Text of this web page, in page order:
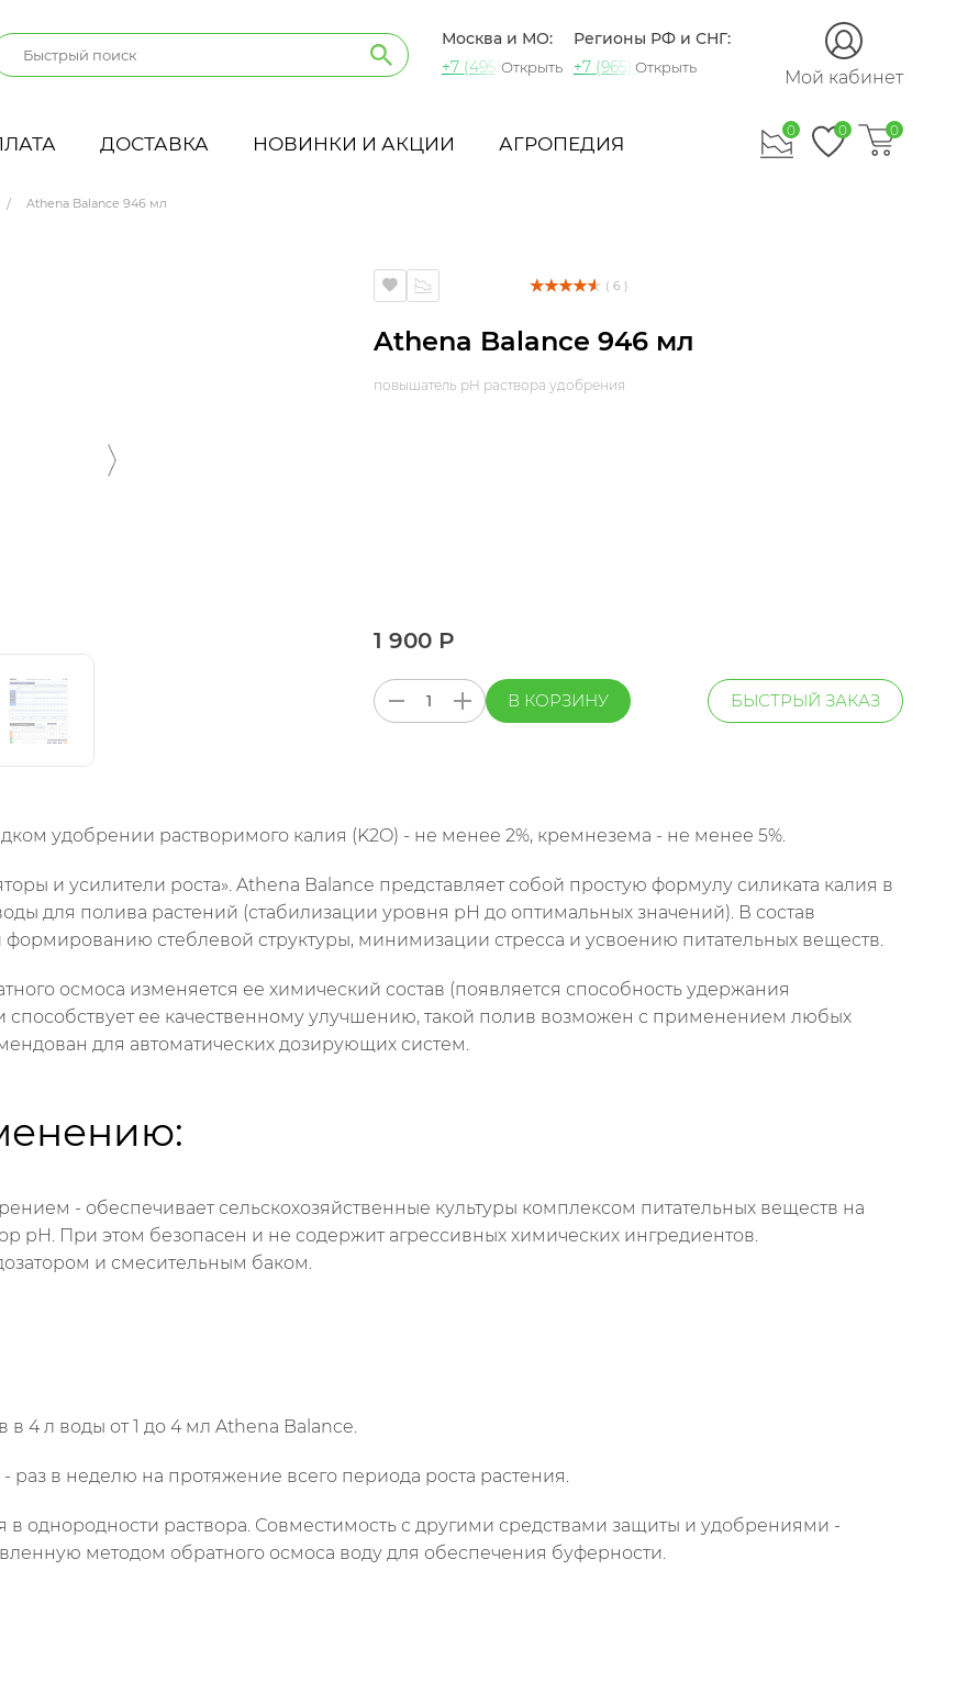
Москва и МО:
+7 (495) 721-60-15
Открыть
Регионы РФ и СНГ:
+7 (965) 420-10-10
Открыть Мой кабинет
ДОСТАВКА НОВИНКИ И АКЦИИ АГРОПЕДИЯ
0 0 0
Athena Balance 946 мл
( 6 )
Athena Balance 946 мл
повышатель pH раствора удобрения
1 900 Р
В КОРЗИНУ БЫСТРЫЙ ЗАКАЗ
удобрении растворимого калия (K2O) - не менее 2%, кремнезема - не менее 5%.
и усилители роста». Athena Balance представляет собой простую формулу силиката калия в
для полива растений (стабилизации уровня pH до оптимальных значений). В состав
стеблевой структуры, минимизации стресса и усвоению питательных веществ.
осмоса изменяется ее химический состав (появляется способность удержания
способствует ее качественному улучшению, такой полив возможен с применением любых
для автоматических дозирующих систем.
- обеспечивает сельскохозяйственные культуры комплексом питательных веществ на
pH. При этом безопасен и не содержит агрессивных химических ингредиентов.
и смесительным баком.
4 л воды от 1 до 4 мл Athena Balance.
в неделю на протяжение всего периода роста растения.
однородности раствора. Совместимость с другими средствами защиты и удобрениями -
методом обратного осмоса воду для обеспечения буферности.